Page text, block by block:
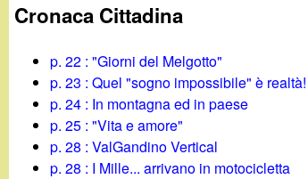
Cronaca Cittadina
p. 22 : "Giorni del Melgotto"
p. 23 : Quel "sogno impossibile" è realtà!
p. 24 : In montagna ed in paese
p. 25 : "Vita e amore"
p. 28 : ValGandino Vertical
p. 28 : I Mille... arrivano in motocicletta